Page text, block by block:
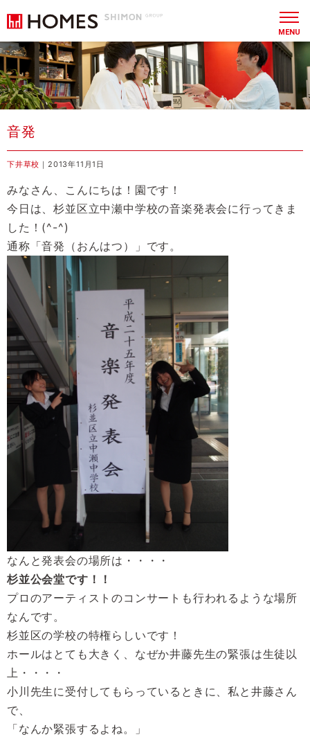
MENU
音発
下井草校 ｜2013年11月1日
みなさん、こんにちは！園です！
今日は、杉並区立中瀬中学校の音楽発表会に行ってきま
した！(^-^)
通称「音発（おんはつ）」です。
なんと発表会の場所は・・・・
杉並公会堂です！！
プロのアーティストのコンサートも行われるような場所
なんです。
杉並区の学校の特権らしいです！
ホールはとても大きく、なぜか井藤先生の緊張は生徒以
上・・・・
小川先生に受付してもらっているときに、私と井藤さん
で、
「なんか緊張するよね。」